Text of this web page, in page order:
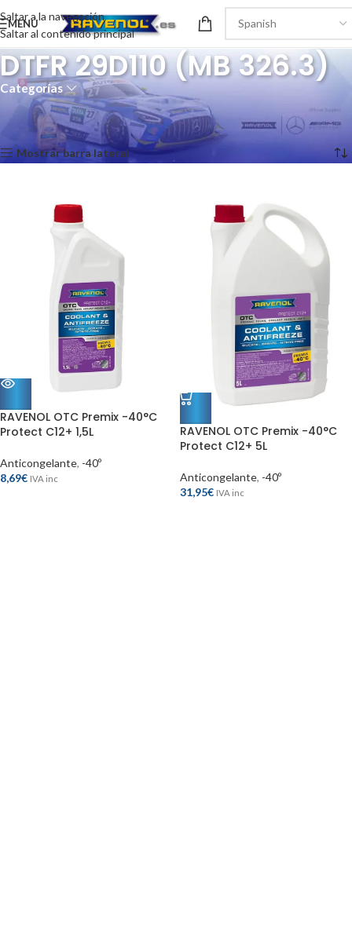
Saltar a la navegación
Saltar al contenido principal
MENÚ
DTFR 29D110 (MB 326.3)
Categorías
Recomendaciones del producto/ DTFR 29D110 (MB 326.3)
Mostrando los 2 resultados
Mostrar barra lateral
RAVENOL OTC Premix -40°C
Protect C12+ 1,5L
Anticongelante, -40º
8,69€ IVA inc
RAVENOL OTC Premix -40°C
Protect C12+ 5L
Anticongelante, -40º
31,95€ IVA inc